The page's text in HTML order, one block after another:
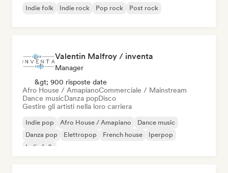
Indie folk
Indie rock Pop rock Post rock
Valentin Malfroy / inventa
Manager
&gt; 900 risposte date
Afro House / AmapianoCommerciale / Mainstream
Dance musicDanza popDisco
Gestire gli artisti nella loro carriera
Indie pop Afro House / Amapiano
Dance music
Danza pop
Elettropop French house
Iperpop
Indie folk